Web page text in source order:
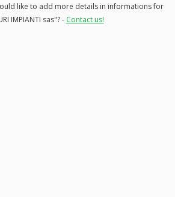
like to add more details in informations for
IMPIANTI sas"? - Contact us!